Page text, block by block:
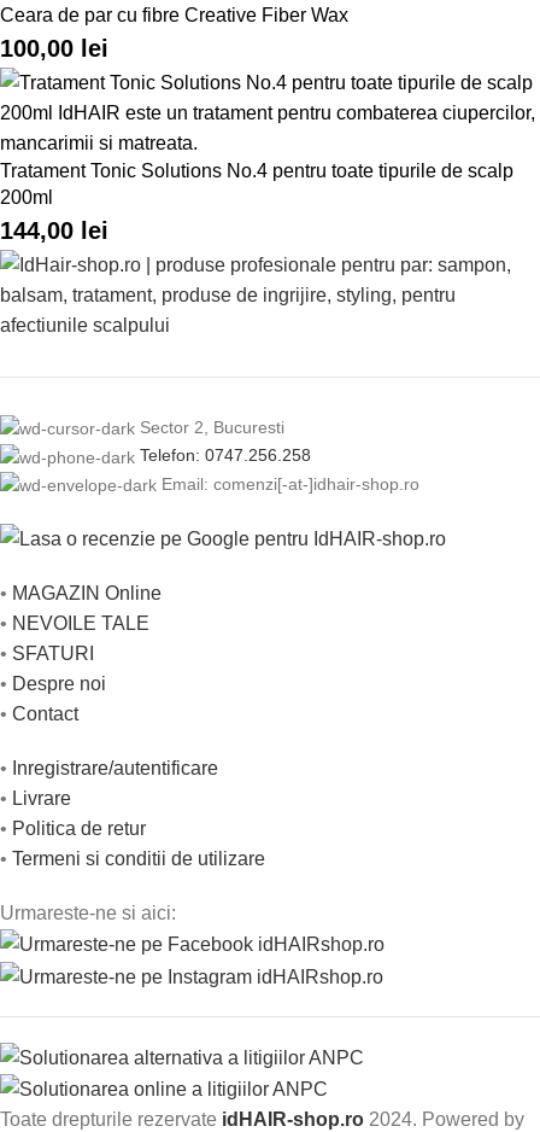
Ceara de par cu fibre Creative Fiber Wax
100,00 lei
Tratament Tonic Solutions No.4 pentru toate tipurile de scalp
200ml
144,00 lei
Sector 2, Bucuresti
Telefon: 0747.256.258
Email: comenzi[-at-]idhair-shop.ro
• MAGAZIN Online
• NEVOILE TALE
• SFATURI
• Despre noi
• Contact
• Inregistrare/autentificare
• Livrare
• Politica de retur
• Termeni si conditii de utilizare
Urmareste-ne si aici:
Toate drepturile rezervate idHAIR-shop.ro 2024. Powered by